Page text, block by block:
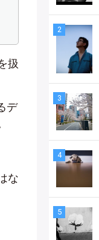
扱
デ
な
2
3
4
5